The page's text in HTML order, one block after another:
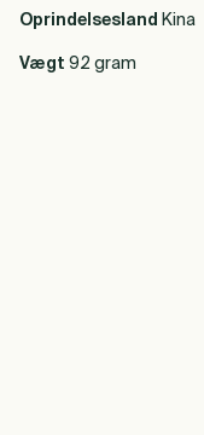
Oprindelsesland Kina
Vægt 92 gram